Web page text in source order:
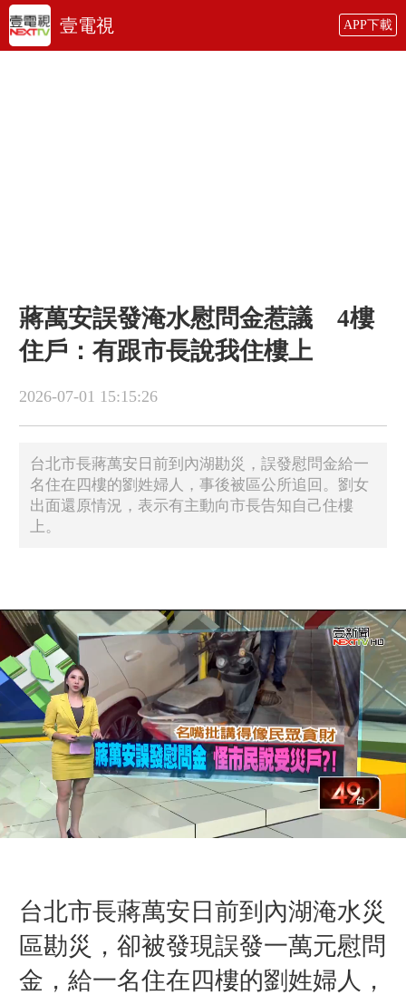
壹電視 APP下載
蔣萬安誤發淹水慰問金惹議 4樓
住戶：有跟市長說我住樓上
2026-07-01 15:15:26
台北市長蔣萬安日前到內湖勘災，誤發慰問金給一
名住在四樓的劉姓婦人，事後被區公所追回。劉女
出面還原情況，表示有主動向市長告知自己住樓
上。
台北市長蔣萬安日前到內湖淹水災
區勘災，卻被發現誤發一萬元慰問
金，給一名住在四樓的劉姓婦人，